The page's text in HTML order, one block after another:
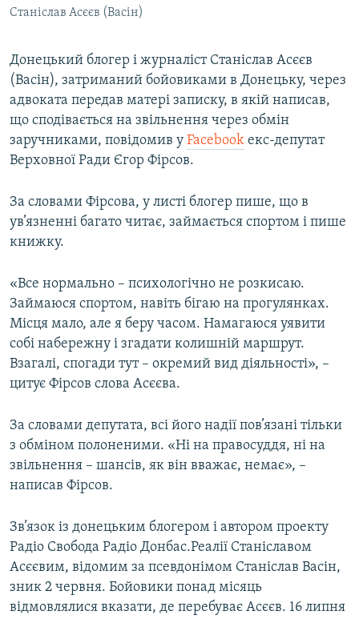
КРИМ РЕАЛІЇ
УКР
КТАТ
ДОЛУЧАЙСЯ!
Усі сайти RFE/RL
Станіслав Асєєв (Васін)
Донецький блогер і журналіст Станіслав Асєєв
(Васін), затриманий бойовиками в Донецьку, через
адвоката передав матері записку, в якій написав,
що сподівається на звільнення через обмін
заручниками, повідомив у Facebook екс-депутат
Верховної Ради Єгор Фірсов.
За словами Фірсова, у листі блогер пише, що в
ув’язненні багато читає, займається спортом і пише
книжку.
«Все нормально – психологічно не розкисаю.
Займаюся спортом, навіть бігаю на прогулянках.
Місця мало, але я беру часом. Намагаюся уявити
собі набережну і згадати колишній маршрут.
Взагалі, спогади тут – окремий вид діяльності», –
цитує Фірсов слова Асєєва.
За словами депутата, всі його надії пов’язані тільки
з обміном полоненими. «Ні на правосуддя, ні на
звільнення – шансів, як він вважає, немає», –
написав Фірсов.
Зв’язок із донецьким блогером і автором проекту
Радіо Свобода Радіо Донбас.Реалії Станіславом
Асєєвим, відомим за псевдонімом Станіслав Васін,
зник 2 червня. Бойовики понад місяць
відмовлялися вказати, де перебуває Асєєв. 16 липня